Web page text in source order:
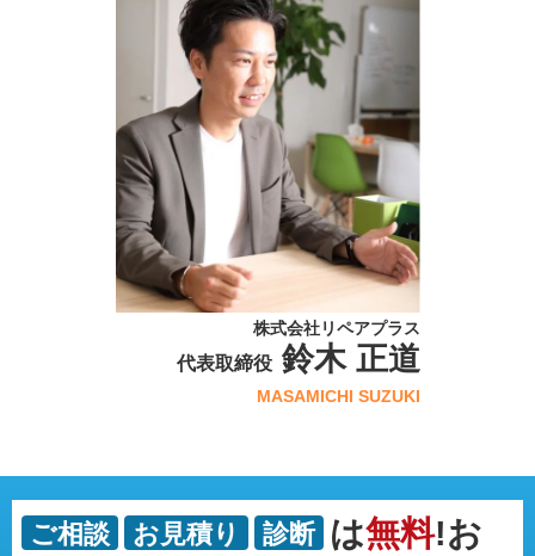
株式会社リペアプラス
代表取締役鈴木 正道
MASAMICHI SUZUKI
ご相談 お見積り 診断 は無料!お